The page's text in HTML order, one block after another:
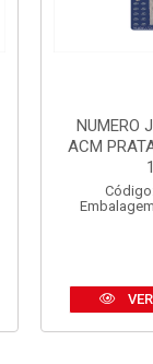
NUMERO
ACM
1